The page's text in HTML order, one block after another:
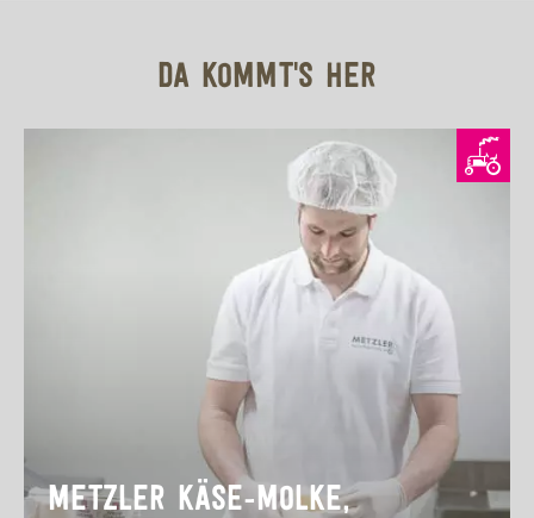
DA KOMMT'S HER
METZLER KÄSE-MOLKE,